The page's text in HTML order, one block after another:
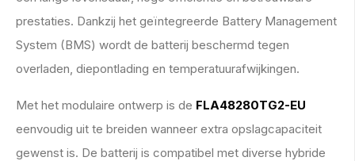
prestaties. Dankzij het geïntegreerde Battery Management
System (BMS) wordt de batterij beschermd tegen
overladen, diepontlading en temperatuurafwijkingen.
Met het modulaire ontwerp is de FLA48280TG2-EU
eenvoudig uit te breiden wanneer extra opslagcapaciteit
gewenst is. De batterij is compatibel met diverse hybride